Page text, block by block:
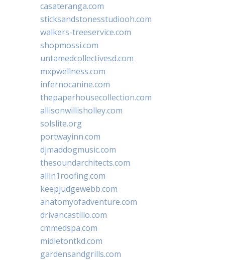
casateranga.com
sticksandstonesstudiooh.com
walkers-treeservice.com
shopmossi.com
untamedcollectivesd.com
mxpwellness.com
infernocanine.com
thepaperhousecollection.com
allisonwillisholley.com
solslite.org
portwayinn.com
djmaddogmusic.com
thesoundarchitects.com
allin1roofing.com
keepjudgewebb.com
anatomyofadventure.com
drivancastillo.com
cmmedspa.com
midletontkd.com
gardensandgrills.com